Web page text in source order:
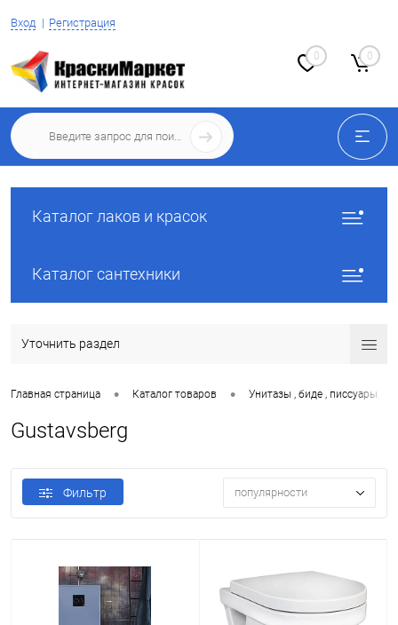
Вход Регистрация
0 0
Каталог лаков и красок
Каталог сантехники
Уточнить раздел
Главная страница • Каталог товаров • Унитазы , биде , писсуары
Gustavsberg
Фильтр популярности